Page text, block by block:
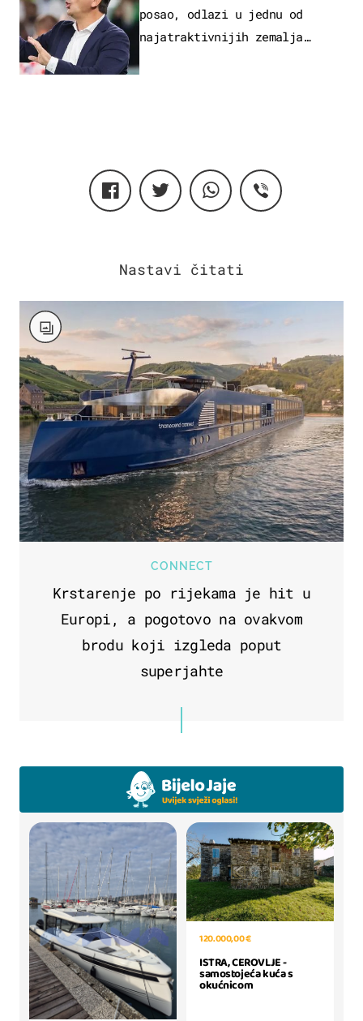
posao, odlazi u jednu od
najatraktivnijih zemalja
CONNECT
Krstarenje po rijekama je hit u
Europi, a pogotovo na ovakvom
brodu koji izgleda poput
superjahte
120.000,00 €
ISTRA, CEROVLJE -
samostojeća kuća s
okućnicom